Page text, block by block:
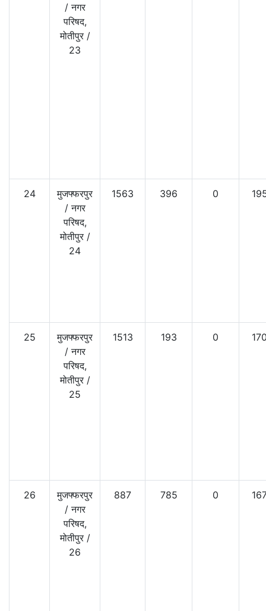
/नगर
परिषद,
मोतीपुर /
23
24
मुजफ्फरपुर
/नगर
परिषद,
मोतीपुर /
24
1563 396 0
25
मुजफ्फरपुर
/नगर
परिषद,
मोतीपुर /
25
1513 193 0
26
मुजफ्फरपुर
/नगर
परिषद,
मोतीपुर /
26
887 785 0